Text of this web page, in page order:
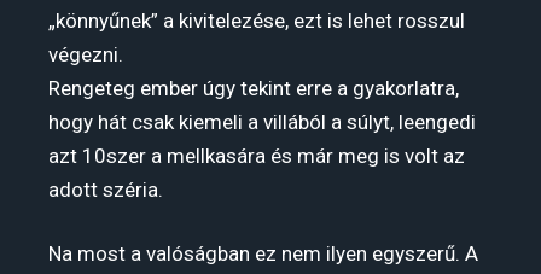
„könnyűnek” a kivitelezése, ezt is lehet rosszul
végezni.
Rengeteg ember úgy tekint erre a gyakorlatra,
hogy hát csak kiemeli a villából a súlyt, leengedi
azt 10szer a mellkasára és már meg is volt az
adott széria.
Na most a valóságban ez nem ilyen egyszerű. A